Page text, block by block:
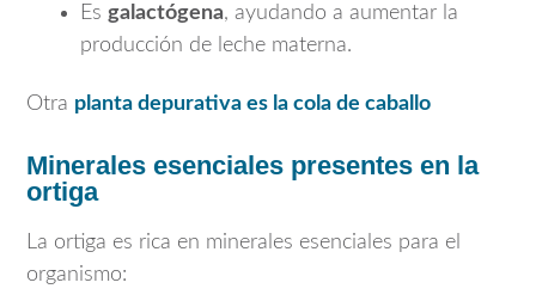
Es galactógena, ayudando a aumentar la
producción de leche materna.
Otra planta depurativa es la cola de caballo
Minerales esenciales presentes en la
ortiga
La ortiga es rica en minerales esenciales para el
organismo: